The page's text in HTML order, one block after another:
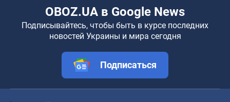
OBOZ.UA в Google News
Подписывайтесь, чтобы быть в курсе последних
новостей Украины и мира сегодня
Подписаться